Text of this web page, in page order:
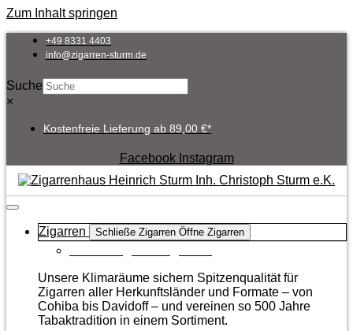
Zum Inhalt springen
+49 8331 4403
info@zigarren-sturm.de
Suche
×
Kostenfreie Lieferung ab 89,00 €*
Facebook Instagram
Zigarren Schließe Zigarren Öffne Zigarren
Unsere Klimaräume sichern Spitzenqualität für
Zigarren aller Herkunftsländer und Formate – von
Cohiba bis Davidoff – und vereinen so 500 Jahre
Tabaktradition in einem Sortiment.